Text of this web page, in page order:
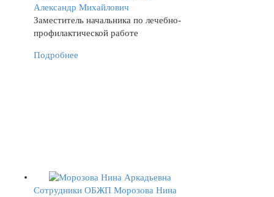
Александр Михайлович
Заместитель начальника по лечебно-
профилактической работе
Подробнее
Сотрудники ОБЖП Морозова Нина